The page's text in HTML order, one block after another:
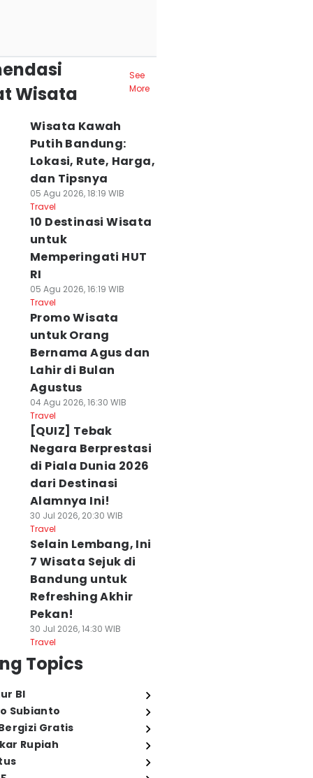
Wisata
See
More
Wisata Kawah
Putih Bandung:
Lokasi, Rute, Harga,
dan Tipsnya
05 Agu 2026, 18:19 WIB
Travel
10 Destinasi Wisata
untuk
Memperingati HUT
RI
05 Agu 2026, 16:19 WIB
Travel
Promo Wisata
untuk Orang
Bernama Agus dan
Lahir di Bulan
Agustus
04 Agu 2026, 16:30 WIB
Travel
[QUIZ] Tebak
Negara Berprestasi
di Piala Dunia 2026
dari Destinasi
Alamnya Ini!
30 Jul 2026, 20:30 WIB
Travel
Selain Lembang, Ini
7 Wisata Sejuk di
Bandung untuk
Refreshing Akhir
Pekan!
30 Jul 2026, 14:30 WIB
Travel
Topics
BI
Subianto
Gratis
Rupiah